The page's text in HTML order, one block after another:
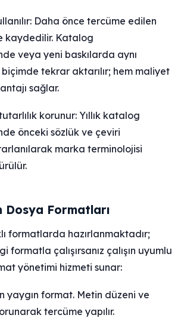
Daha önce tercüme edilen
kaydedilir. Katalog
veya yeni baskılarda aynı
tekrar aktarılır; hem maliyet
sağlar.
korunur: Yıllık katalog
önceki sözlük ve çeviri
marka terminolojisi
Dosya Formatları
formatlarda hazırlanmaktadır;
formatla çalışırsanız çalışın uyumlu
yönetimi hizmeti sunar:
yaygın format. Metin düzeni ve
tercüme yapılır.